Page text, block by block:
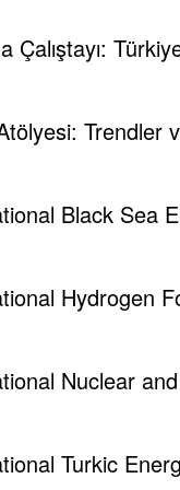
Çalıştayı:
Trendler
Black Sea
Hydrogen
Nuclear
Turkic
nitelikleri bu
tarafından
bir değişiklik
alınan
olan